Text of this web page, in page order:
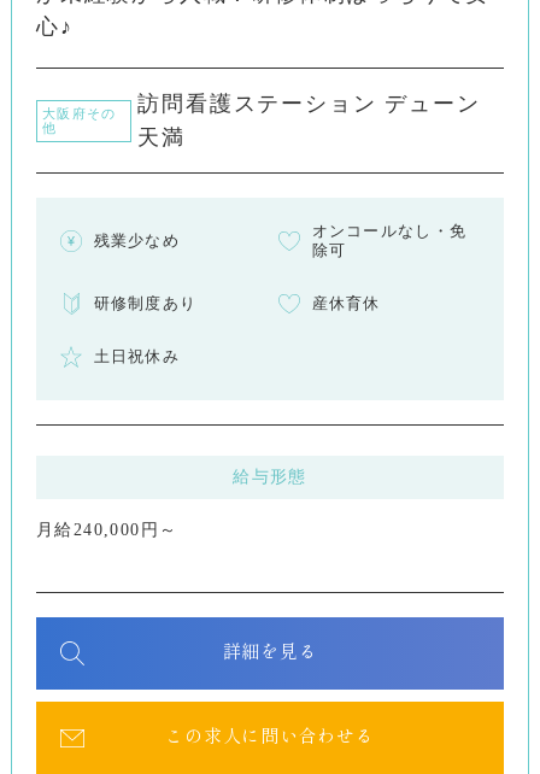
心♪
大阪府その
他
訪問看護ステーション デューン
天満
残業少なめ
オンコールなし・免
除可
研修制度あり 産休育休
土日祝休み
給与形態
月給240,000円～
詳細を見る
この求人に問い合わせる